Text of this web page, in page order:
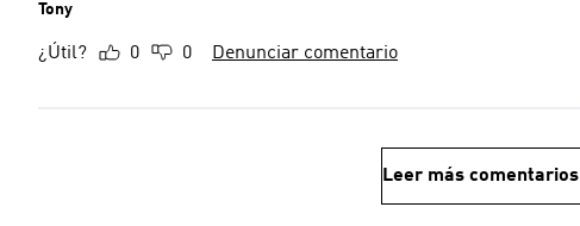
Tony
¿Útil? 0 0 Denunciar comentario
Leer más comentarios